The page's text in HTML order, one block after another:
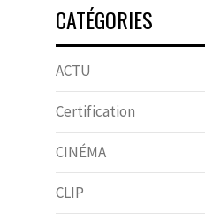
CATÉGORIES
ACTU
Certification
CINÉMA
CLIP